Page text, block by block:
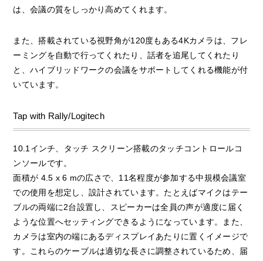
は、会議の質をしっかり高めてくれます。
また、搭載されている視野角が120度もある4Kカメラは、フレ
ーミングを自動で行ってくれたり、話者を追尾してくれたり
と、ハイブリッドワークの会議をサポートしてくれる機能が付
いています。
Tap with Rally/Logitech
10.1インチ、タッチ スクリーン搭載のタッチコントロールコ
ンソールです。
面積が 4.5 x 6 mの広さで、11名程度が参加する中規模会議室
での使用を想定し、設計されています。たとえばマイクはテー
ブルの両端に2台設置し、スピーカーは全員の声が適度に届く
ような位置へセッティングできるようになっています。また、
カメラは室内の端にあるディスプレイあたりに置くイメージで
す。これらのケーブルは適切な長さに調整されているため、届